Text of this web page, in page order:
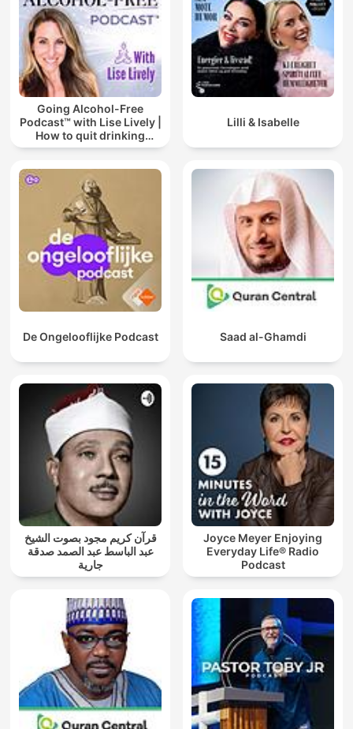
Going Alcohol-Free
Podcast™ with Lise Lively |
How to quit drinking
alcohol
Lilli & Isabelle
De Ongelooflijke Podcast Saad al-Ghamdi
قرآن كريم مجود بصوت الشيخ
عبد الباسط عبد الصمد صدقة
جارية
Joyce Meyer Enjoying
Everyday Life® Radio
Podcast